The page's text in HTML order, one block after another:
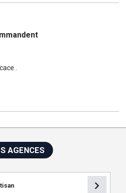
.
AGENCES
chevron_right